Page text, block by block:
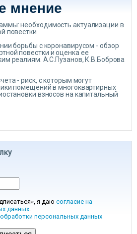
мнение
необходимость актуализации в
повестки
борьбы с коронавирусом - обзор
повестки и оценка ее
реалиям. А.С.Пузанов, К.В.Боброва
- риск, с которым могут
помещений в многоквартирных
взносов на капитальный
я даю согласие на
данных.
персональных данных